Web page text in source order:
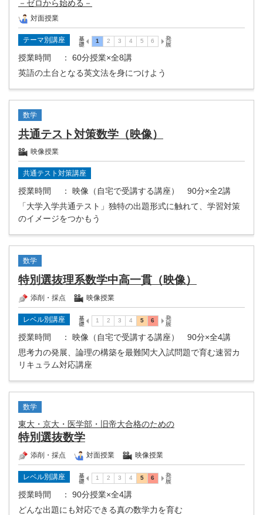
－ゼロから始める－
対面授業
テーマ別講座
授業時間
： 60分授業×全8講
英語の土台となる英文法を身につけよう
数学
共通テスト対策数学（映像）
映像授業
共通テスト対策講座
授業時間
： 映像（自宅で受講する講座） 90分×全2講
「大学入学共通テスト」独特の出題形式に触れて、学習対策
のイメージをつかもう
数学
特別選抜理系数学中高一貫（映像）
添削・採点 映像授業
レベル別講座
授業時間
： 映像（自宅で受講する講座） 90分×全4講
思考力の発展、論理の構築を最難関大入試問題で育む速習カ
リキュラム対応講座
数学
東大・京大・医学部・旧帝大合格のための
特別選抜数学
添削・採点 対面授業 映像授業
レベル別講座
授業時間
： 90分授業×全4講
どんな出題にも対応できる真の数学力を育む